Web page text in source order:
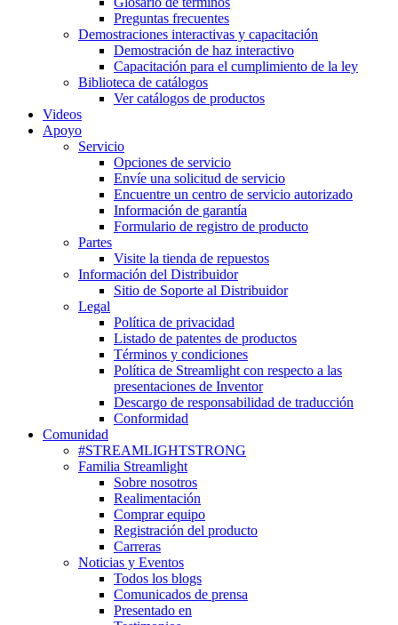
Preguntas frecuentes
Demostraciones interactivas y capacitación
Demostración de haz interactivo
Capacitación para el cumplimiento de la ley
Biblioteca de catálogos
Ver catálogos de productos
Videos
Apoyo
Servicio
Opciones de servicio
Envíe una solicitud de servicio
Encuentre un centro de servicio autorizado
Información de garantía
Formulario de registro de producto
Partes
Visite la tienda de repuestos
Información del Distribuidor
Sitio de Soporte al Distribuidor
Legal
Política de privacidad
Listado de patentes de productos
Términos y condiciones
Política de Streamlight con respecto a las
presentaciones de Inventor
Descargo de responsabilidad de traducción
Conformidad
Comunidad
#STREAMLIGHTSTRONG
Familia Streamlight
Sobre nosotros
Realimentación
Comprar equipo
Registración del producto
Carreras
Noticias y Eventos
Todos los blogs
Comunicados de prensa
Presentado en